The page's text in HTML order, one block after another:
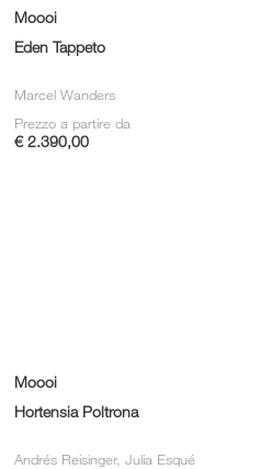
Moooi
Eden Tappeto
Marcel Wanders
Prezzo a partire da
€ 2.390,00
Moooi
Hortensia Poltrona
Andrés Reisinger, Julia Esqué